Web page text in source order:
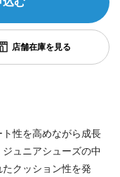
性を高めながら成長
ュニアシューズの中
クッション性を発